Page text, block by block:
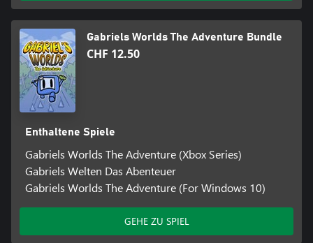
Gabriels Worlds The Adventure Bundle
CHF 12.50
Enthaltene Spiele
Gabriels Worlds The Adventure (Xbox Series)
Gabriels Welten Das Abenteuer
Gabriels Worlds The Adventure (For Windows 10)
GEHE ZU SPIEL